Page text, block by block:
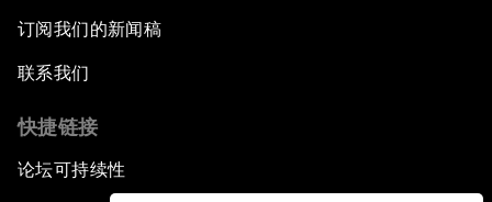
订阅我们的新闻稿
联系我们
快捷链接
论坛可持续性